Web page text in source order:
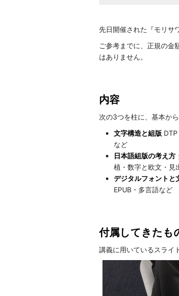
先日開催された『モリサ
ご参考までに、正規の金
はありません。
内容
次の3つを柱に、基本か
文字構造と組版
など
日本語組版の考え方
植・数字と欧文・見
デジタルフォントと
EPUB・多言語など
付属してきたも
講義に用いているスライ